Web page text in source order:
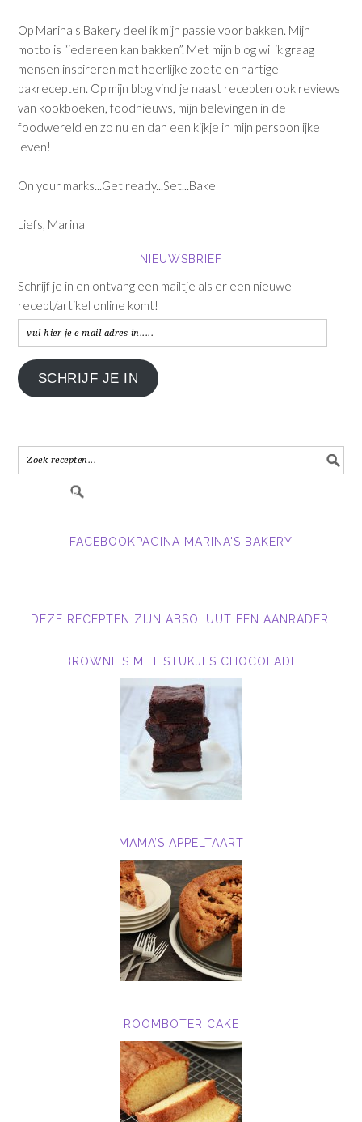
Op Marina's Bakery deel ik mijn passie voor bakken. Mijn
motto is “iedereen kan bakken”. Met mijn blog wil ik graag
mensen inspireren met heerlijke zoete en hartige
bakrecepten. Op mijn blog vind je naast recepten ook reviews
van kookboeken, foodnieuws, mijn belevingen in de
foodwereld en zo nu en dan een kijkje in mijn persoonlijke
leven!
On your marks...Get ready...Set...Bake
Liefs, Marina
NIEUWSBRIEF
Schrijf je in en ontvang een mailtje als er een nieuwe
recept/artikel online komt!
vul
hier
je
e-
in.....
SCHRIJF JE IN
FACEBOOKPAGINA MARINA'S BAKERY
DEZE RECEPTEN ZIJN ABSOLUUT EEN AANRADER!
BROWNIES MET STUKJES CHOCOLADE
MAMA’S APPELTAART
ROOMBOTER CAKE